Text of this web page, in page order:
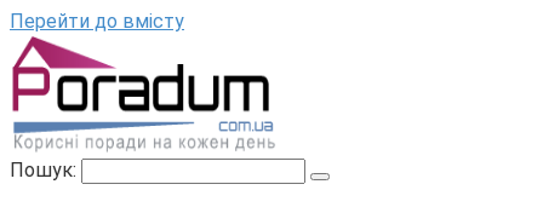
Перейти до вмісту
Пошук: